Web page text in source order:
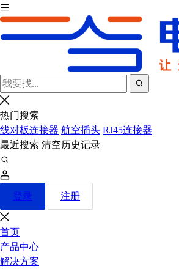
热门搜索
线对板连接器 航空插头 RJ45连接器
最近搜索 清空历史记录
登录 注册
首页
产品中心
解决方案